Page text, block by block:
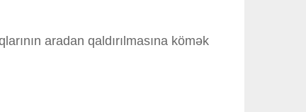
aradan qaldırılmasına kömək